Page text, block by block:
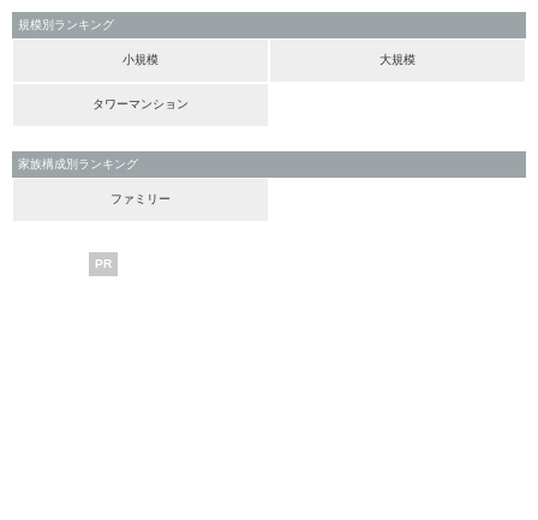
規模別ランキング
小規模 大規模
タワーマンション
家族構成別ランキング
ファミリー
PR